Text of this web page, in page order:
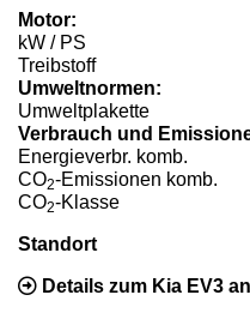
Motor:
kW / PS
Treibstoff
Umweltnormen:
Umweltplakette
Verbrauch und
Energieverbr. komb.
CO2-Emissionen komb.
CO2-Klasse
Standort
Details zum Kia EV3